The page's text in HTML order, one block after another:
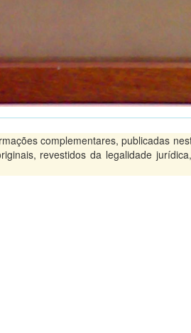
complementares, publicadas
revestidos da legalidade